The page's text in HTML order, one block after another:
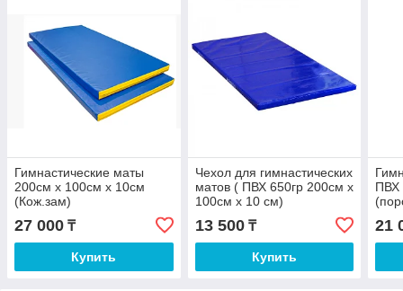
Гимнастические маты
200см х 100см х 10см
(Кож.зам)
27 000 ₸
Купить
Чехол для гимнастических
матов ( ПВХ 650гр 200см х
100см х 10 см)
13 500₸
Купить
ПВХ
21